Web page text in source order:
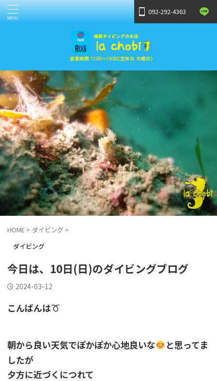
092-292-4363
HOME > ダイビング >
ダイビング
今日は、10日(日)のダイビングブログ
2024-03-12
こんばんは
朝から良い天気でぽかぽか心地良いな
と思ってま
したが
夕方に近づくにつれて